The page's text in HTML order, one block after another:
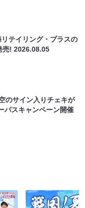
テイリング・プラスの
売!2026.08.05
のサイン入りチェキが
パスキャンペーン開催